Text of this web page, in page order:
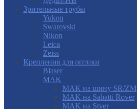
Зрительные трубы
Yukon
Swarovski
Nikon
Leica
Zeiss
Крепления для оптики
Blaser
MAK
MAK на шину SR/ZM
MAK на Sabatti Rover
MAK на Styer